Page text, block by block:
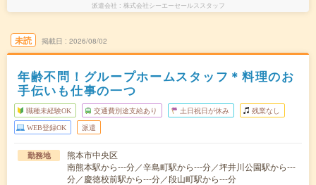
派遣会社 株式会社シーエーセールススタッフ
未読 掲載日 2026/08/02
年齢不問！グループホームスタッフ＊料理のお
手伝いも仕事の一つ
職種未経験OK 交通費別途支給あり 土日祝日が休み 残業なし
WEB登録OK 派遣
勤務地
熊本市中央区
南熊本駅から---分／辛島町駅から---分／坪井川公園駅から---
分／慶徳校前駅から---分／段山町駅から---分